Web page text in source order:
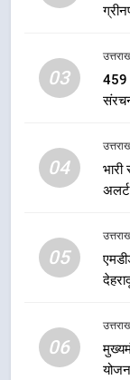
03
459
04
05
06
8